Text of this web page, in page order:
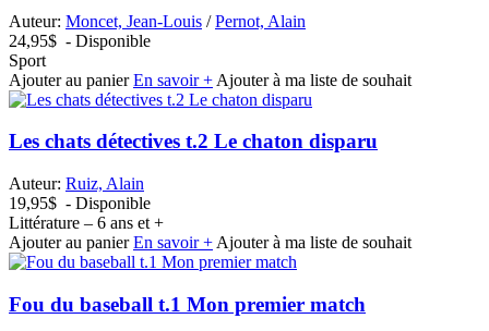
Auteur: Moncet, Jean-Louis /Pernot, Alain
24,95$ - Disponible
Sport
Ajouter au panier En savoir + Ajouter à ma liste de souhait
Les chats détectives t.2 Le chaton disparu
Auteur: Ruiz, Alain
19,95$ - Disponible
Littérature – 6 ans et +
Ajouter au panier En savoir + Ajouter à ma liste de souhait
Fou du baseball t.1 Mon premier match